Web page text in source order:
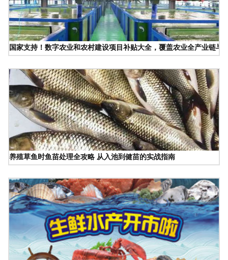
国家支持！数字农业和农村建设项目补贴大全，覆盖农业全产业链与
养殖草鱼时鱼苗处理全攻略 从入池到健苗的实战指南